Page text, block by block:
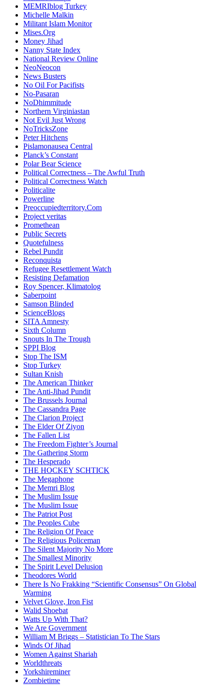
MEMRIblog Turkey
Michelle Malkin
Militant Islam Monitor
Mises.Org
Money Jihad
Nanny State Index
National Review Online
NeoNeocon
News Busters
No Oil For Pacifists
No-Pasaran
NoDhimmitude
Northern Virginiastan
Not Evil Just Wrong
NoTricksZone
Peter Hitchens
Pislamonausea Central
Planck’s Constant
Polar Bear Science
Political Correctness – The Awful Truth
Political Correctness Watch
Politicalite
Powerline
Preoccupiedterritory.Com
Project veritas
Promethean
Public Secrets
Quotefulness
Rebel Pundit
Reconquista
Refugee Resettlement Watch
Resisting Defamation
Roy Spencer, Klimatolog
Saberpoint
Samson Blinded
ScienceBlogs
SITA Amnesty
Sixth Column
Snouts In The Trough
SPPI Blog
Stop The ISM
Stop Turkey
Sultan Knish
The American Thinker
The Anti-Jihad Pundit
The Brussels Journal
The Cassandra Page
The Clarion Project
The Elder Of Ziyon
The Fallen List
The Freedom Fighter’s Journal
The Gathering Storm
The Hesperado
THE HOCKEY SCHTICK
The Megaphone
The Memri Blog
The Muslim Issue
The Muslim Issue
The Patriot Post
The Peoples Cube
The Religion Of Peace
The Religious Policeman
The Silent Majority No More
The Smallest Minority
The Spirit Level Delusion
Theodores World
There Is No Frakking “Scientific Consensus” On Global
Warming
Velvet Glove, Iron Fist
Walid Shoebat
Watts Up With That?
We Are Government
William M Briggs – Statistician To The Stars
Winds Of Jihad
Women Against Shariah
Worldthreats
Yorkshireminer
Zombietime